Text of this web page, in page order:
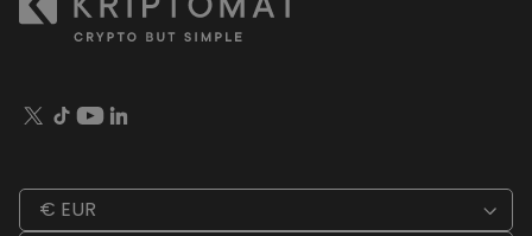
€ EUR